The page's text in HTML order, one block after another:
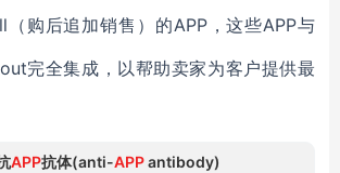
（购后追加销售）的APP，这些APP与
完全集成，以帮助卖家为客户提供最
APP抗体(anti-APPantibody)